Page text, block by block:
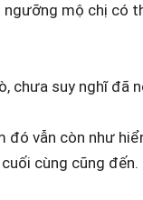
ngưỡng mộ chị
chưa suy nghĩ đã
đó vẫn còn như
cùng cũng đến.